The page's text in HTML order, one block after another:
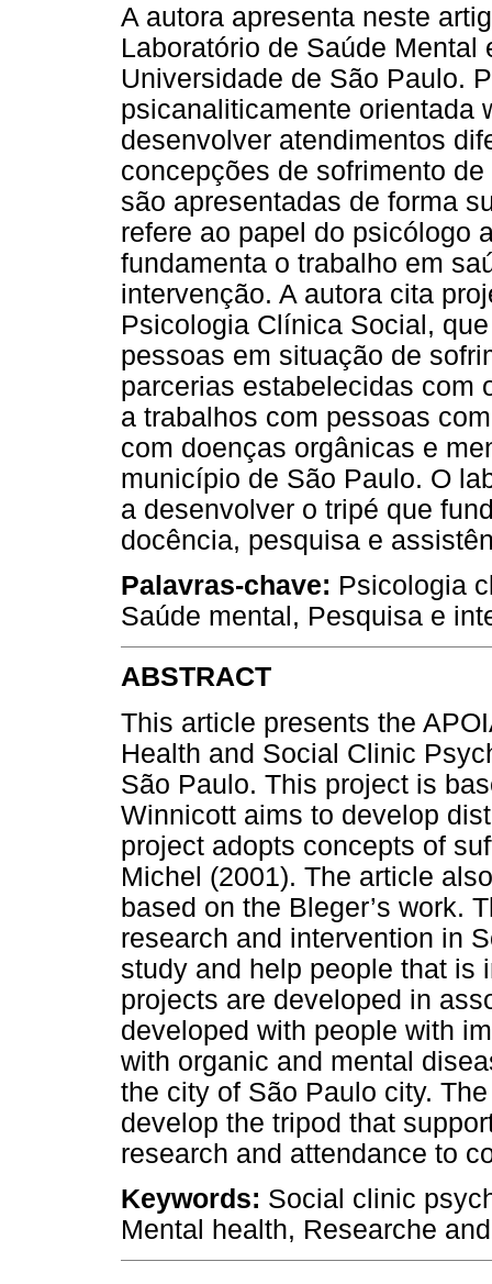
A autora apresenta neste
Laboratório de Saúde
Universidade de São Paulo.
psicanaliticamente orientada
desenvolver atendimentos
concepções de sofrimento
são apresentadas de forma
refere ao papel do psicólogo
fundamenta o trabalho em
intervenção. A autora cita
Psicologia Clínica Social,
pessoas em situação de
parcerias estabelecidas com
a trabalhos com pessoas
com doenças orgânicas e
município de São Paulo. O
a desenvolver o tripé que
docência, pesquisa e
Palavras-chave: Psicologia
Saúde mental, Pesquisa e
ABSTRACT
This article presents the
Health and Social Clinic
São Paulo. This project is
Winnicott aims to develop
project adopts concepts of
Michel (2001). The article
based on the Bleger’s work.
research and intervention in
study and help people that is
projects are developed in
developed with people with
with organic and mental
the city of São Paulo city.
develop the tripod that
research and attendance to
Keywords: Social clinic
Mental health, Researche